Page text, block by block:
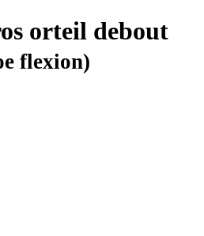
orteil debout
flexion)